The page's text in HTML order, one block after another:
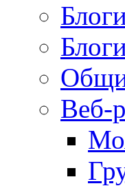
Веб-